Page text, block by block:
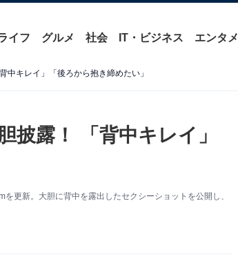
イフ グルメ 社会 IT・ビジネス エンタメ
中キレイ」「後ろから抱き締めたい」
披露！ 「背中キレイ」
更新。大胆に背中を露出したセクシーショットを公開し、